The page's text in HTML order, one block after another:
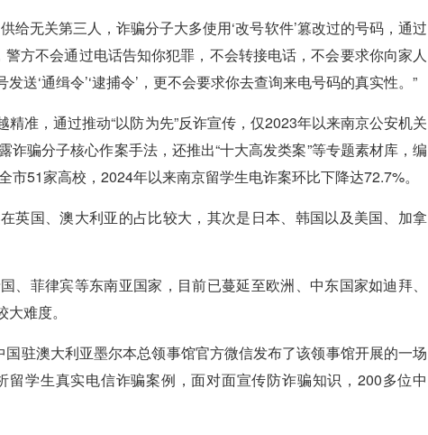
无关第三人，诈骗分子大多使用‘改号软件’篡改过的号码，通过
方不会通过电话告知你犯罪，不会转接电话，不会要求你向家人
送‘通缉令’‘逮捕令’，更不会要求你去查询来电号码的真实性。”
，通过推动“以防为先”反诈宣传，仅2023年以来南京公安机关
骗分子核心作案手法，还推出“十大高发类案”等专题素材库，编
51家高校，2024年以来南京留学生电诈案环比下降达72.7%。
国、澳大利亚的占比较大，其次是日本、韩国以及美国、加拿
菲律宾等东南亚国家，目前已蔓延至欧洲、中东国家如迪拜、
难度。
澳大利亚墨尔本总领事馆官方微信发布了该领事馆开展的一场
学生真实电信诈骗案例，面对面宣传防诈骗知识，200多位中